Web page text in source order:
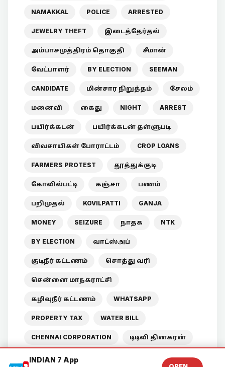
NAMAKKAL POLICE ARRESTED
JEWELRY THEFT இடைத்தேர்தல்
அம்பாசமுத்திரம் தொகுதி சீமான்
வேட்பாளர் BY ELECTION SEEMAN
CANDIDATE மின்சார நிறுத்தம் சேலம்
மனைவி கைது NIGHT ARREST
பயிர்க்கடன் பயிர்க்கடன் தள்ளுபடி
விவசாயிகள் போராட்டம் CROP LOANS
FARMERS PROTEST தூத்துக்குடி
கோவில்பட்டி கஞ்சா பணம்
பறிமுதல் KOVILPATTI GANJA
MONEY SEIZURE நாதக NTK
BY ELECTION வாட்ஸ்அப்
குடிநீர் கட்டணம் சொத்து வரி
சென்னை மாநகராட்சி
கழிவுநீர் கட்டணம் WHATSAPP
PROPERTY TAX WATER BILL
CHENNAI CORPORATION டிடிவி தினகரன்
பாலியல் வன்கொடுமை
INDIAN 7 App